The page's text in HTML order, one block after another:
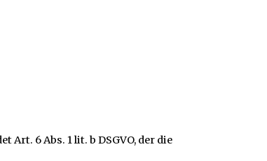
6 Abs. 1 lit. b DSGVO, der die